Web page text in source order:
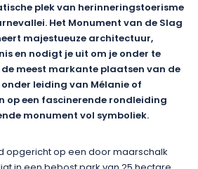
plek van herinneringstoerisme
Het Monument van de Slag
majestueuze architectuur,
en nodigt je uit om je onder te
meest markante plaatsen van de
leiding van Mélanie of
op een fascinerende rondleiding
monument vol symboliek.
opgericht op een door maarschalk